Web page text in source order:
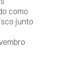
como
junto